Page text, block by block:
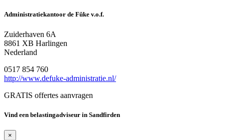
Administratiekantoor de Fûke v.o.f.
Zuiderhaven 6A
8861 XB Harlingen
Nederland
0517 854 760
http://www.defuke-administratie.nl/
GRATIS offertes aanvragen
Vind een belastingadviseur in Sandfirden
×